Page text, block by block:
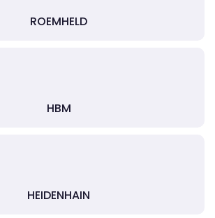
ROEMHELD
HBM
HEIDENHAIN